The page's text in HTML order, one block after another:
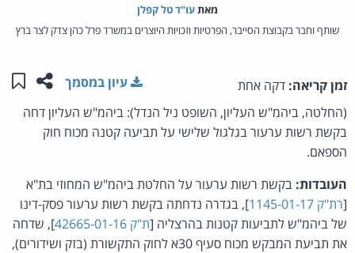
מאת‏עו"ד טל קפלן
שותף וחבר בקבוצת הסייבר, הפרטיות וזכויות היוצרים במשרד פרל כהן צדק לצר ברץ
זמן קריאה: דקה אחת שתפו
עיון במסמך
(החלטה, ביהמ"ש העליון, השופט ניל הנדל): ביהמ"ש העליון דחה
בקשת רשות ערעור בגלגול שלישי על תביעה קטנה מכוח חוק
הספאם.
העובדות: בקשת רשות ערעור על החלטת ביהמ"ש המחוזי בת"א
[רת"ק 1145-01-17
], בגדרה נדחתה בקשת רשות ערעור פסק-דינו
של ביהמ"ש לתביעות קטנות בהרצליה [ת"ק 42665-01-16
], שדחה
את תביעת המבקש מכוח סעיף 30א לחוק התקשורת (בזק ושידורים),